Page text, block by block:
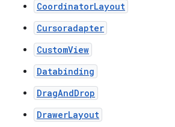
CoordinatorLayout
Cursoradapter
CustomView
Databinding
DragAndDrop
DrawerLayout